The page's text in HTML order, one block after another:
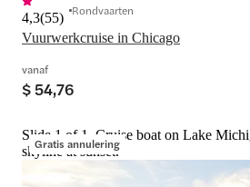
Vuurwerkcruise in Chicago
4,3(55) Rondvaarten
vanaf
$ 54,76
Gratis annulering
Slide 1 of 1, Cruise boat on Lake
skyline at sunset.